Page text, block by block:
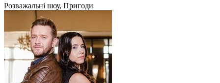
Розважальні шоу, Пригоди